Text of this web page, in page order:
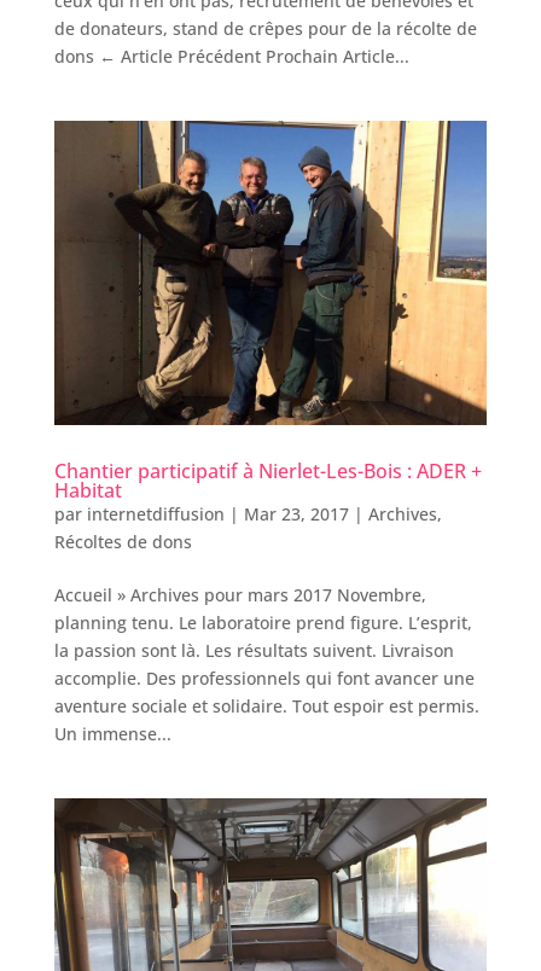
de donateurs, stand de crêpes pour de la récolte de
dons ← Article Précédent Prochain Article...
Chantier participatif à Nierlet-Les-Bois : ADER +
Habitat
par internetdiffusion | Mar 23, 2017| Archives,
Récoltes de dons
Accueil » Archives pour mars 2017 Novembre,
planning tenu. Le laboratoire prend figure. L’esprit,
la passion sont là. Les résultats suivent. Livraison
accomplie. Des professionnels qui font avancer une
aventure sociale et solidaire. Tout espoir est permis.
Un immense...